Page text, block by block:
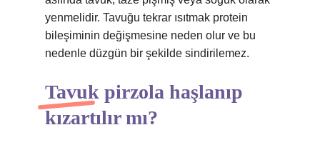
yenmelidir. Tavuğu tekrar ısıtmak protein
bileşiminin değişmesine neden olur ve bu
nedenle düzgün bir şekilde sindirilemez.
Tavuk pirzola haşlanıp
kızartılır mı?